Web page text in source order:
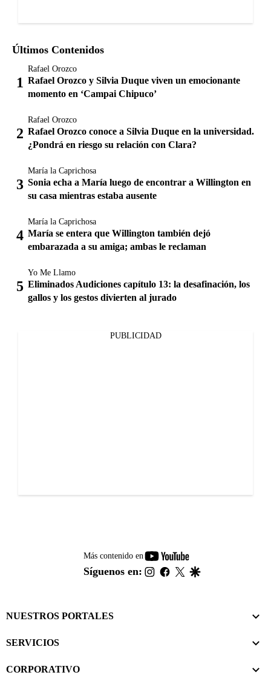
Últimos Contenidos
Rafael Orozco
Rafael Orozco y Silvia Duque viven un emocionante
momento en ‘Campai Chipuco’
Rafael Orozco
Rafael Orozco conoce a Silvia Duque en la universidad.
¿Pondrá en riesgo su relación con Clara?
María la Caprichosa
Sonia echa a María luego de encontrar a Willington en
su casa mientras estaba ausente
María la Caprichosa
María se entera que Willington también dejó
embarazada a su amiga; ambas le reclaman
Yo Me Llamo
Eliminados Audiciones capítulo 13: la desafinación, los
gallos y los gestos divierten al jurado
PUBLICIDAD
Más contenido en
youtube-
footer
Síguenos en: instagram
facebook
twitter
NUESTROS PORTALES
SERVICIOS
CORPORATIVO